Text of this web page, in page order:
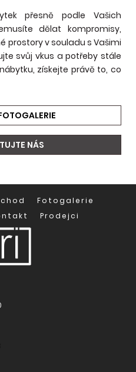
přesně podle Vašich
dělat kompromisy,
prostory v souladu s Vašimi
svůj vkus a potřeby stále
získejte právě to, co
NÁS
Fotogalerie
Prodejci